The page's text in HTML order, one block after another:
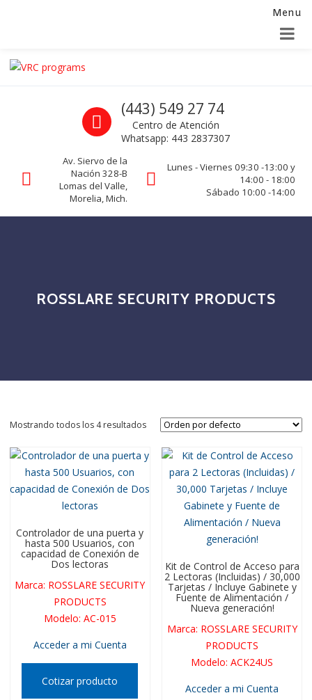
Menu
Skip to navigation
Skip to content
La seguridad de su empresa es nuestro negocio.
Call us
(443) 549 27 74
Centro de Atención
Whatsapp: 443 2837307
Av. Siervo de la
Nación 328-B
Lomas del Valle,
Morelia, Mich.
Lunes - Viernes 09:30 -13:00 y
14:00 - 18:00
Sábado 10:00 -14:00
ROSSLARE SECURITY PRODUCTS
Mostrando todos los 4 resultados
Controlador de una puerta y
hasta 500 Usuarios, con
capacidad de Conexión de
Dos lectoras
Marca: ROSSLARE SECURITY
PRODUCTS
Modelo: AC-015
Acceder a mi Cuenta
Cotizar producto
Kit de Control de Acceso para
2 Lectoras (Incluidas) / 30,000
Tarjetas / Incluye Gabinete y
Fuente de Alimentación /
Nueva generación!
Marca: ROSSLARE SECURITY
PRODUCTS
Modelo:ACK24US
Acceder a mi Cuenta